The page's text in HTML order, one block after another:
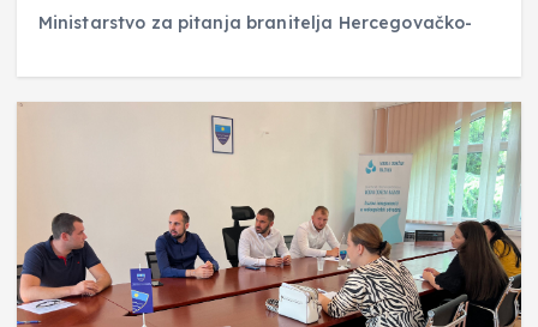
Ministarstvo za pitanja branitelja Hercegovačko-